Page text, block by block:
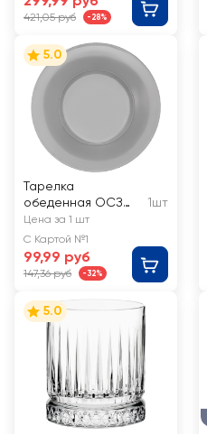
421,05 руб -28%
5.0
Тарелка
обеденная ОСЗ
Симпатия, графит,
25см, Арт. 23с2315
ST
1шт
Цена за 1 шт
С Картой №1
99,99 руб
147,36 руб -32%
5.0